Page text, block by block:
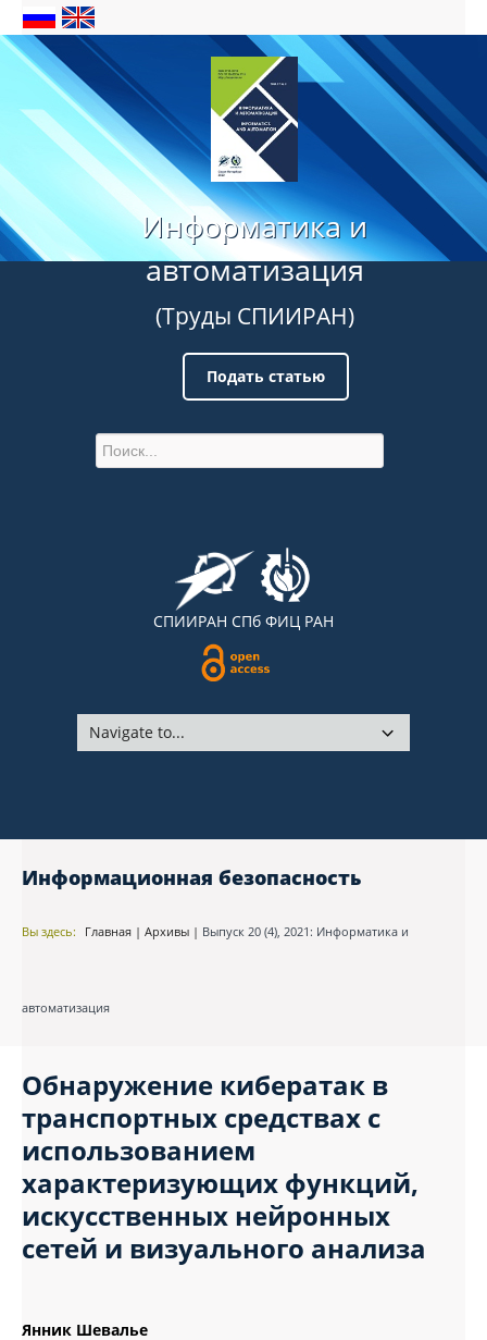
Информатика и
автоматизация
(Труды СПИИРАН)
Подать статью
СПИИРАН СПб ФИЦ РАН
Информационная безопасность
Вы здесь: Главная | Архивы | Выпуск 20 (4), 2021: Информатика и
автоматизация
Обнаружение кибератак в
транспортных средствах с
использованием
характеризующих функций,
искусственных нейронных
сетей и визуального анализа
Янник Шевалье